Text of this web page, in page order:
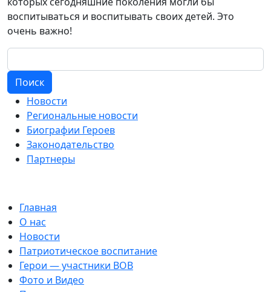
воспитываться и воспитывать своих детей. Это
очень важно!
Поиск
Новости
Региональные новости
Биографии Героев
Законодательство
Партнеры
Главная
О нас
Новости
Патриотическое воспитание
Герои — участники ВОВ
Фото и Видео